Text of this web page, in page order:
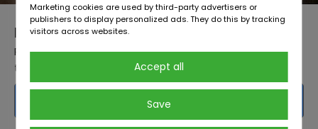
NON SEI ANCORA REGISTRATO?
Registrati gratuitamente e ottieni l'accesso diretto a
tutti i veicoli
Iscriviti con Facebook
Marketing cookies are used by third-party advertisers or
publishers to display personalized ads. They do this by tracking
visitors across websites.
Accept all
Save